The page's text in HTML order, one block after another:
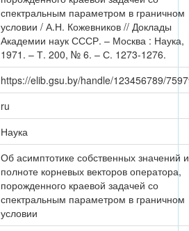
спектральным параметром в граничном
условии / А.Н. Кожевников // Доклады
Академии наук СССР. – Москва : Наука,
1971. – Т. 200, № 6. – С. 1273-1276.
https://elib.gsu.by/handle/123456789/
ru
Наука
Об асимптотике собственных значений и
полноте корневых векторов оператора,
порожденного краевой задачей со
спектральным параметром в граничном
условии